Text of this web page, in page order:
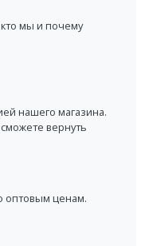
мы и почему
нашего магазина.
вернуть
оптовым ценам.